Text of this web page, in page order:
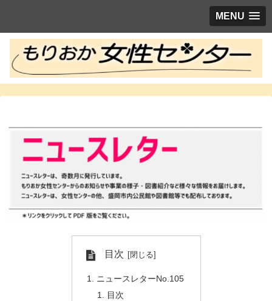
MENU
目次
ニュースレターNo.105
目次